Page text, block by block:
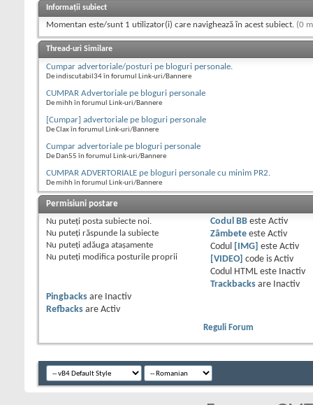
Informații subiect
Momentan este/sunt 1 utilizator(i) care navighează în acest subiect. (0
Thread-uri Similare
Cumpar advertoriale/posturi pe bloguri personale.
De indiscutabil34 în forumul Link-uri/Bannere
CUMPAR Advertoriale pe bloguri personale
De mihh în forumul Link-uri/Bannere
[Cumpar] advertoriale pe bloguri personale
De Clax în forumul Link-uri/Bannere
Cumpar advertoriale pe bloguri personale
De Dan55 în forumul Link-uri/Bannere
CUMPAR ADVERTORIALE pe bloguri personale cu minim PR2.
De mihh în forumul Link-uri/Bannere
Permisiuni postare
Nu puteţi posta subiecte noi.
Nu puteţi răspunde la subiecte
Nu puteţi adăuga ataşamente
Nu puteţi modifica posturile proprii
Codul BBeste Activ
Zâmbeteeste Activ
Codul
[IMG] este Activ
[VIDEO]
code is Activ
Codul HTML este
Inactiv
Trackbacksare
Inactiv
Pingbacks are
Inactiv
Refbacks are Activ
Reguli Forum